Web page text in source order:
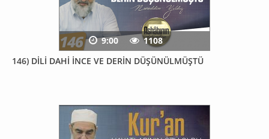
146) DİLİ DAHİ İNCE VE DERİN DÜŞÜNÜLMÜŞTÜ
9:00 1108